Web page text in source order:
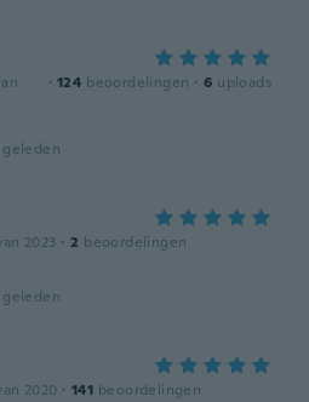
· 124 beoordelingen · 6 uploads
2023 · 2 beoordelingen
2020 · 141 beoordelingen